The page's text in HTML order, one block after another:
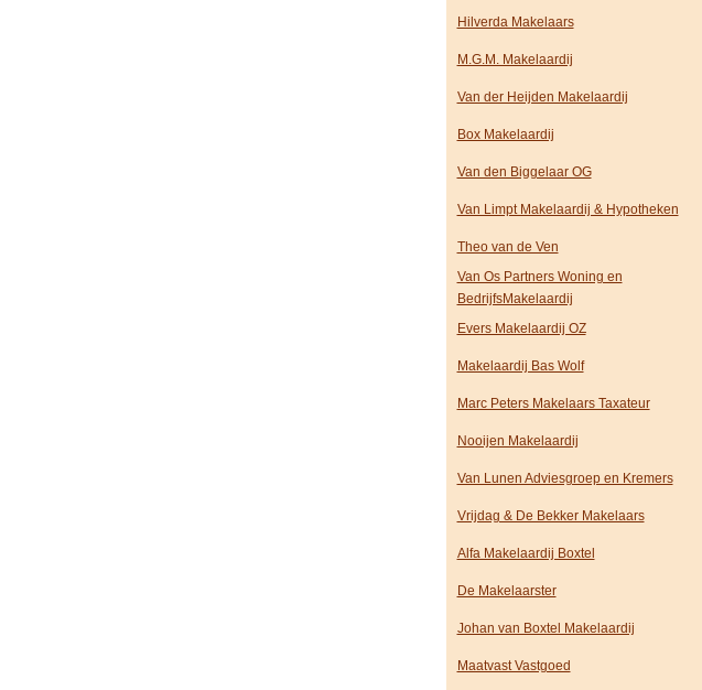
Hilverda Makelaars
M.G.M. Makelaardij
Van der Heijden Makelaardij
Box Makelaardij
Van den Biggelaar OG
Van Limpt Makelaardij & Hypotheken
Theo van de Ven
Van Os Partners Woning en
BedrijfsMakelaardij
Evers Makelaardij OZ
Makelaardij Bas Wolf
Marc Peters Makelaars Taxateur
Nooijen Makelaardij
Van Lunen Adviesgroep en Kremers
Vrijdag & De Bekker Makelaars
Alfa Makelaardij Boxtel
De Makelaarster
Johan van Boxtel Makelaardij
Maatvast Vastgoed